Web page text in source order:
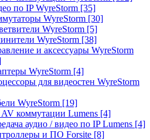
по IP WyreStorm [35]
WyreStorm [30]
WyreStorm [5]
WyreStorm [38]
и аксессуары WyreStorm
WyreStorm [4]
для видеостен WyreStorm
WyreStorm [19]
коммутации Lumens [4]
аудио / видео по IP Lumens [4]
и ПО Forsite [8]